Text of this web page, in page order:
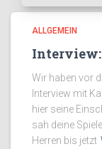
ALLGEMEIN
Interview:
Wir haben vor
Interview mit
hier seine
sah deine
Herren bis jetzt